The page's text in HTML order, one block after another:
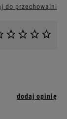
do przechowalni
dodaj opinię